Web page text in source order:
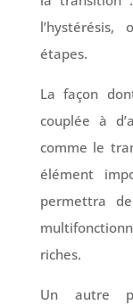
étapes.
La façon
couplée à
comme le
élément
permettra
riches.
Un autre